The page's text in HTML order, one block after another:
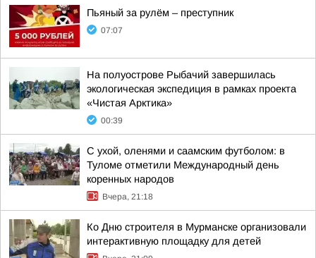
Пьяный за рулём – преступник
07:07
На полуострове Рыбачий завершилась
экологическая экспедиция в рамках проекта
«Чистая Арктика»
00:39
С ухой, оленями и саамским футболом: в
Туломе отметили Международный день
коренных народов
Вчера, 21:18
Ко Дню строителя в Мурманске организовали
интерактивную площадку для детей